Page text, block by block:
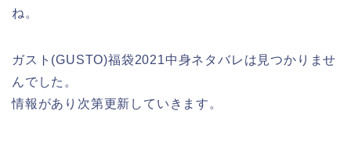
ね。
ガスト(GUSTO)福袋2021中身ネタバレは見つかりませ
んでした。
情報があり次第更新していきます。